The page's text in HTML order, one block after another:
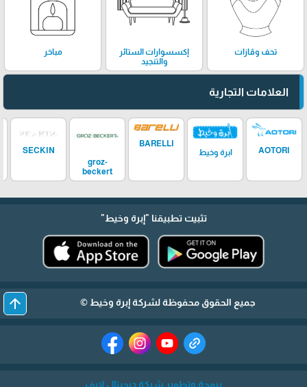
تحف وڤازات
إكسسوارات الستائر
والتنجيد
مباخر
العلامات التجارية
AOTORI ابرة وخيط
BARELLI
groz-
beckert
SECKIN
تثبيت تطبيقنا "إبرة وخيط"
جميع الحقوق محفوظة لشركة إبرة وخيط © arrow_upward
برمجة وتطوير شركة ديجيتال لايف